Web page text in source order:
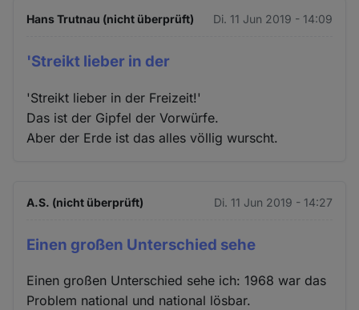
Hans Trutnau (nicht überprüft) Di. 11 Jun 2019 - 14:09
'Streikt lieber in der
'Streikt lieber in der Freizeit!'
Das ist der Gipfel der Vorwürfe.
Aber der Erde ist das alles völlig wurscht.
A.S. (nicht überprüft) Di. 11 Jun 2019 - 14:27
Einen großen Unterschied sehe
Einen großen Unterschied sehe ich: 1968 war das
Problem national und national lösbar.